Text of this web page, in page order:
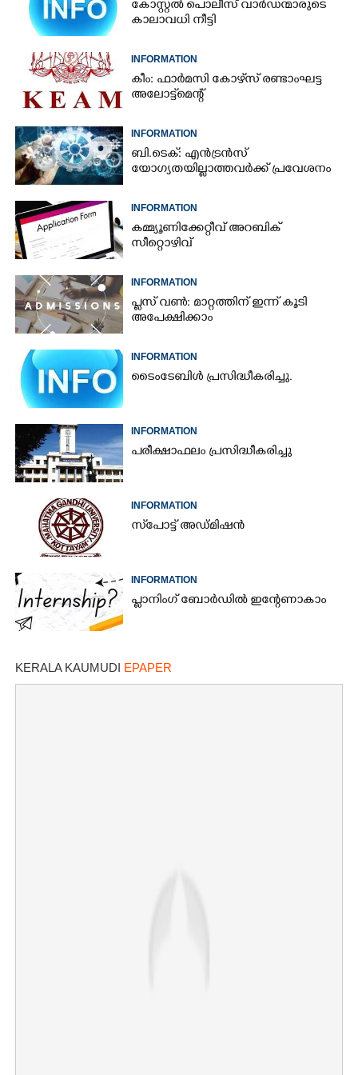
കോസ്റ്റൽ പൊലീസ് വാർഡന്മാരുടെ
കാലാവധി നീട്ടി
INFORMATION
കീം: ഫാർമസി കോഴ്‌സ് രണ്ടാംഘട്ട
അലോട്ട്മെന്റ്‌
INFORMATION
ബി.ടെക്: എൻട്രൻസ്
യോഗ്യതയില്ലാത്തവർക്ക് പ്രവേശനം
INFORMATION
കമ്മ്യൂണിക്കേറ്റീവ് അറബിക്
സീറ്റൊഴിവ്
INFORMATION
പ്ലസ് വൺ: മാറ്റത്തിന് ഇന്ന് കൂടി
അപേക്ഷിക്കാം
INFORMATION
ടൈംടേബിൾ പ്രസിദ്ധീകരിച്ചു.
INFORMATION
പരീക്ഷാഫലം പ്രസിദ്ധീകരിച്ചു
INFORMATION
സ്‌പോട്ട് അഡ്മിഷൻ
INFORMATION
പ്ലാനിംഗ് ബോർഡിൽ ഇന്റേണാകാം
KERALA KAUMUDI EPAPER